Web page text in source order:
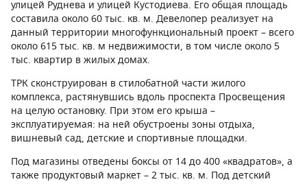
улицей Руднева и улицей Кустодиева. Его общая площадь
составила около 60 тыс. кв. м. Девелопер реализует на
данный территории многофункциональный проект – всего
около 615 тыс. кв. м недвижимости, в том числе около 5
тыс. квартир в жилых домах.
ТРК сконструирован в стилобатной части жилого
комплекса, растянувшись вдоль проспекта Просвещения
на целую остановку. При этом его крыша –
эксплуатируемая: на ней обустроены зоны отдыха,
вишневый сад, детские и спортивные площадки.
Под магазины отведены боксы от 14 до 400 «квадратов», а
также продуктовый маркет – 2 тыс. кв. м. Под детский